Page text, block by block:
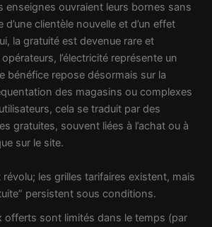
enseignes ouvraient leurs bornes sans
clientèle nouvelle et d’un effet
la gratuité est devenue rare et
l’électricité représente un
bénéfice repose désormais sur la
des magasins ou complexes
cela se traduit par des
gratuites, souvent liées à l’achat ou à
sur le site.
révolu; les grilles tarifaires existent, mais
persistent sous conditions.
offerts sont limités dans le temps (par